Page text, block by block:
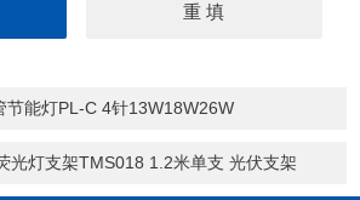
节能灯PL-C 4针13W18W26W
光灯支架TMS018 1.2米单支 光伏支架